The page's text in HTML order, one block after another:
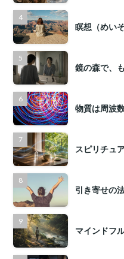
瞑想（めい
鏡の森で、
物質は周波
スピリチュ
引き寄せの
マインドフ